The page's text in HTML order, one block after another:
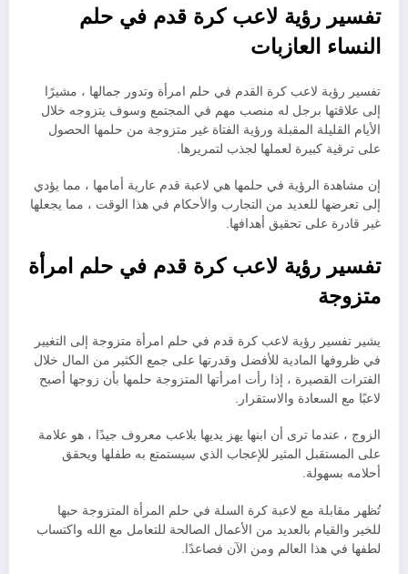
تفسير رؤية لاعب كرة قدم في حلم
النساء العازبات
تفسير رؤية لاعب كرة القدم في حلم امرأة وتدور جمالها ، مشيرًا
إلى علاقتها برجل له منصب مهم في المجتمع وسوف يتزوجه خلال
الأيام القليلة المقبلة ورؤية الفتاة غير متزوجة من حلمها الحصول
على ترقية كبيرة لعملها لجذب لتمريرها.
إن مشاهدة الرؤية في حلمها هي لاعبة قدم عارية أمامها ، مما يؤدي
إلى تعرضها للعديد من التجارب والأحكام في هذا الوقت ، مما يجعلها
غير قادرة على تحقيق أهدافها.
تفسير رؤية لاعب كرة قدم في حلم امرأة
متزوجة
يشير تفسير رؤية لاعب كرة قدم في حلم امرأة متزوجة إلى التغيير
في ظروفها المادية للأفضل وقدرتها على جمع الكثير من المال خلال
الفترات القصيرة ، إذا رأت امرأتها المتزوجة حلمها بأن زوجها أصبح
لاعبًا مع السعادة والاستقرار.
الزوج ، عندما ترى أن ابنها يهز يديها بلاعب معروف جيدًا ، هو علامة
على المستقبل المثير للإعجاب الذي سيستمتع به طفلها ويحقق
أحلامه بسهولة.
تُظهر مقابلة مع لاعبة كرة السلة في حلم المرأة المتزوجة حبها
للخير والقيام بالعديد من الأعمال الصالحة للتعامل مع الله واكتساب
لطفها في هذا العالم ومن الآن فصاعدًا.